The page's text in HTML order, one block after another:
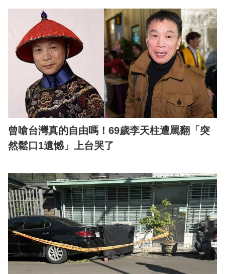
曾嗆台灣真的自由嗎！69歲李天柱遭罵翻「突
然鬆口1遺憾」上台哭了